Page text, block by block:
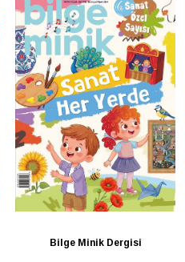
Bilge Minik Dergisi